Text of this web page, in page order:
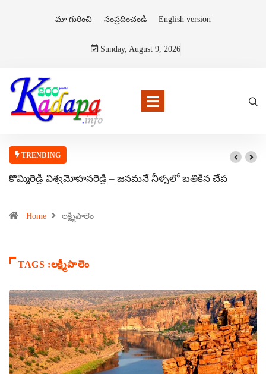
మా గురించి సంప్రదించండి English version
Sunday, August 9, 2026
TRENDING
కొమ్మిరెడ్డి విశ్వమోహనరెడ్డి – జనమనే నీళ్ళలో బతికిన చేప
Home లక్ష్మీపాలెం
TAGS :లక్ష్మీపాలెం